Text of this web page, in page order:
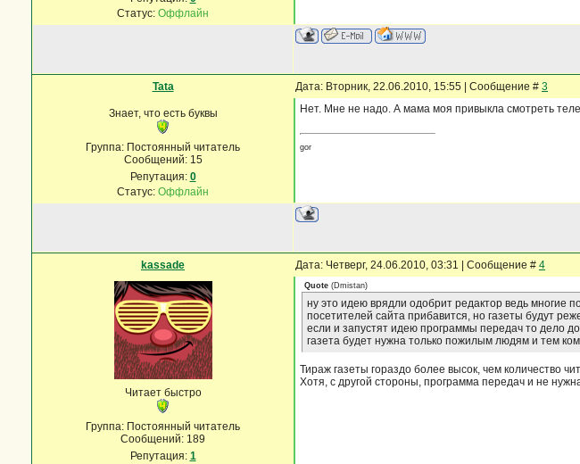
Статус: Оффлайн
Tata Дата: Вторник, 22.06.2010, 15:55 | Сообщение # 3
Знает, что есть буквы
Группа: Постоянный читатель
Сообщений: 15
Репутация: 0
Статус: Оффлайн
Нет. Мне не надо. А мама моя привыкла смотреть
gor
kassade Дата: Четверг, 24.06.2010, 03:31 | Сообщение # 4
Читает быстро
Группа: Постоянный читатель
Сообщений: 189
Репутация: 1
Quote (Dmistan)
ну это идею врядли одобрит редактор ведь многие
посетителей сайта прибавится, но газеты будут
если и запустят идею программы передач то дело
газета будет нужна только пожилым людям и тем
Тираж газеты гораздо более высок, чем количество
Хотя, с другой стороны, программа передач и не